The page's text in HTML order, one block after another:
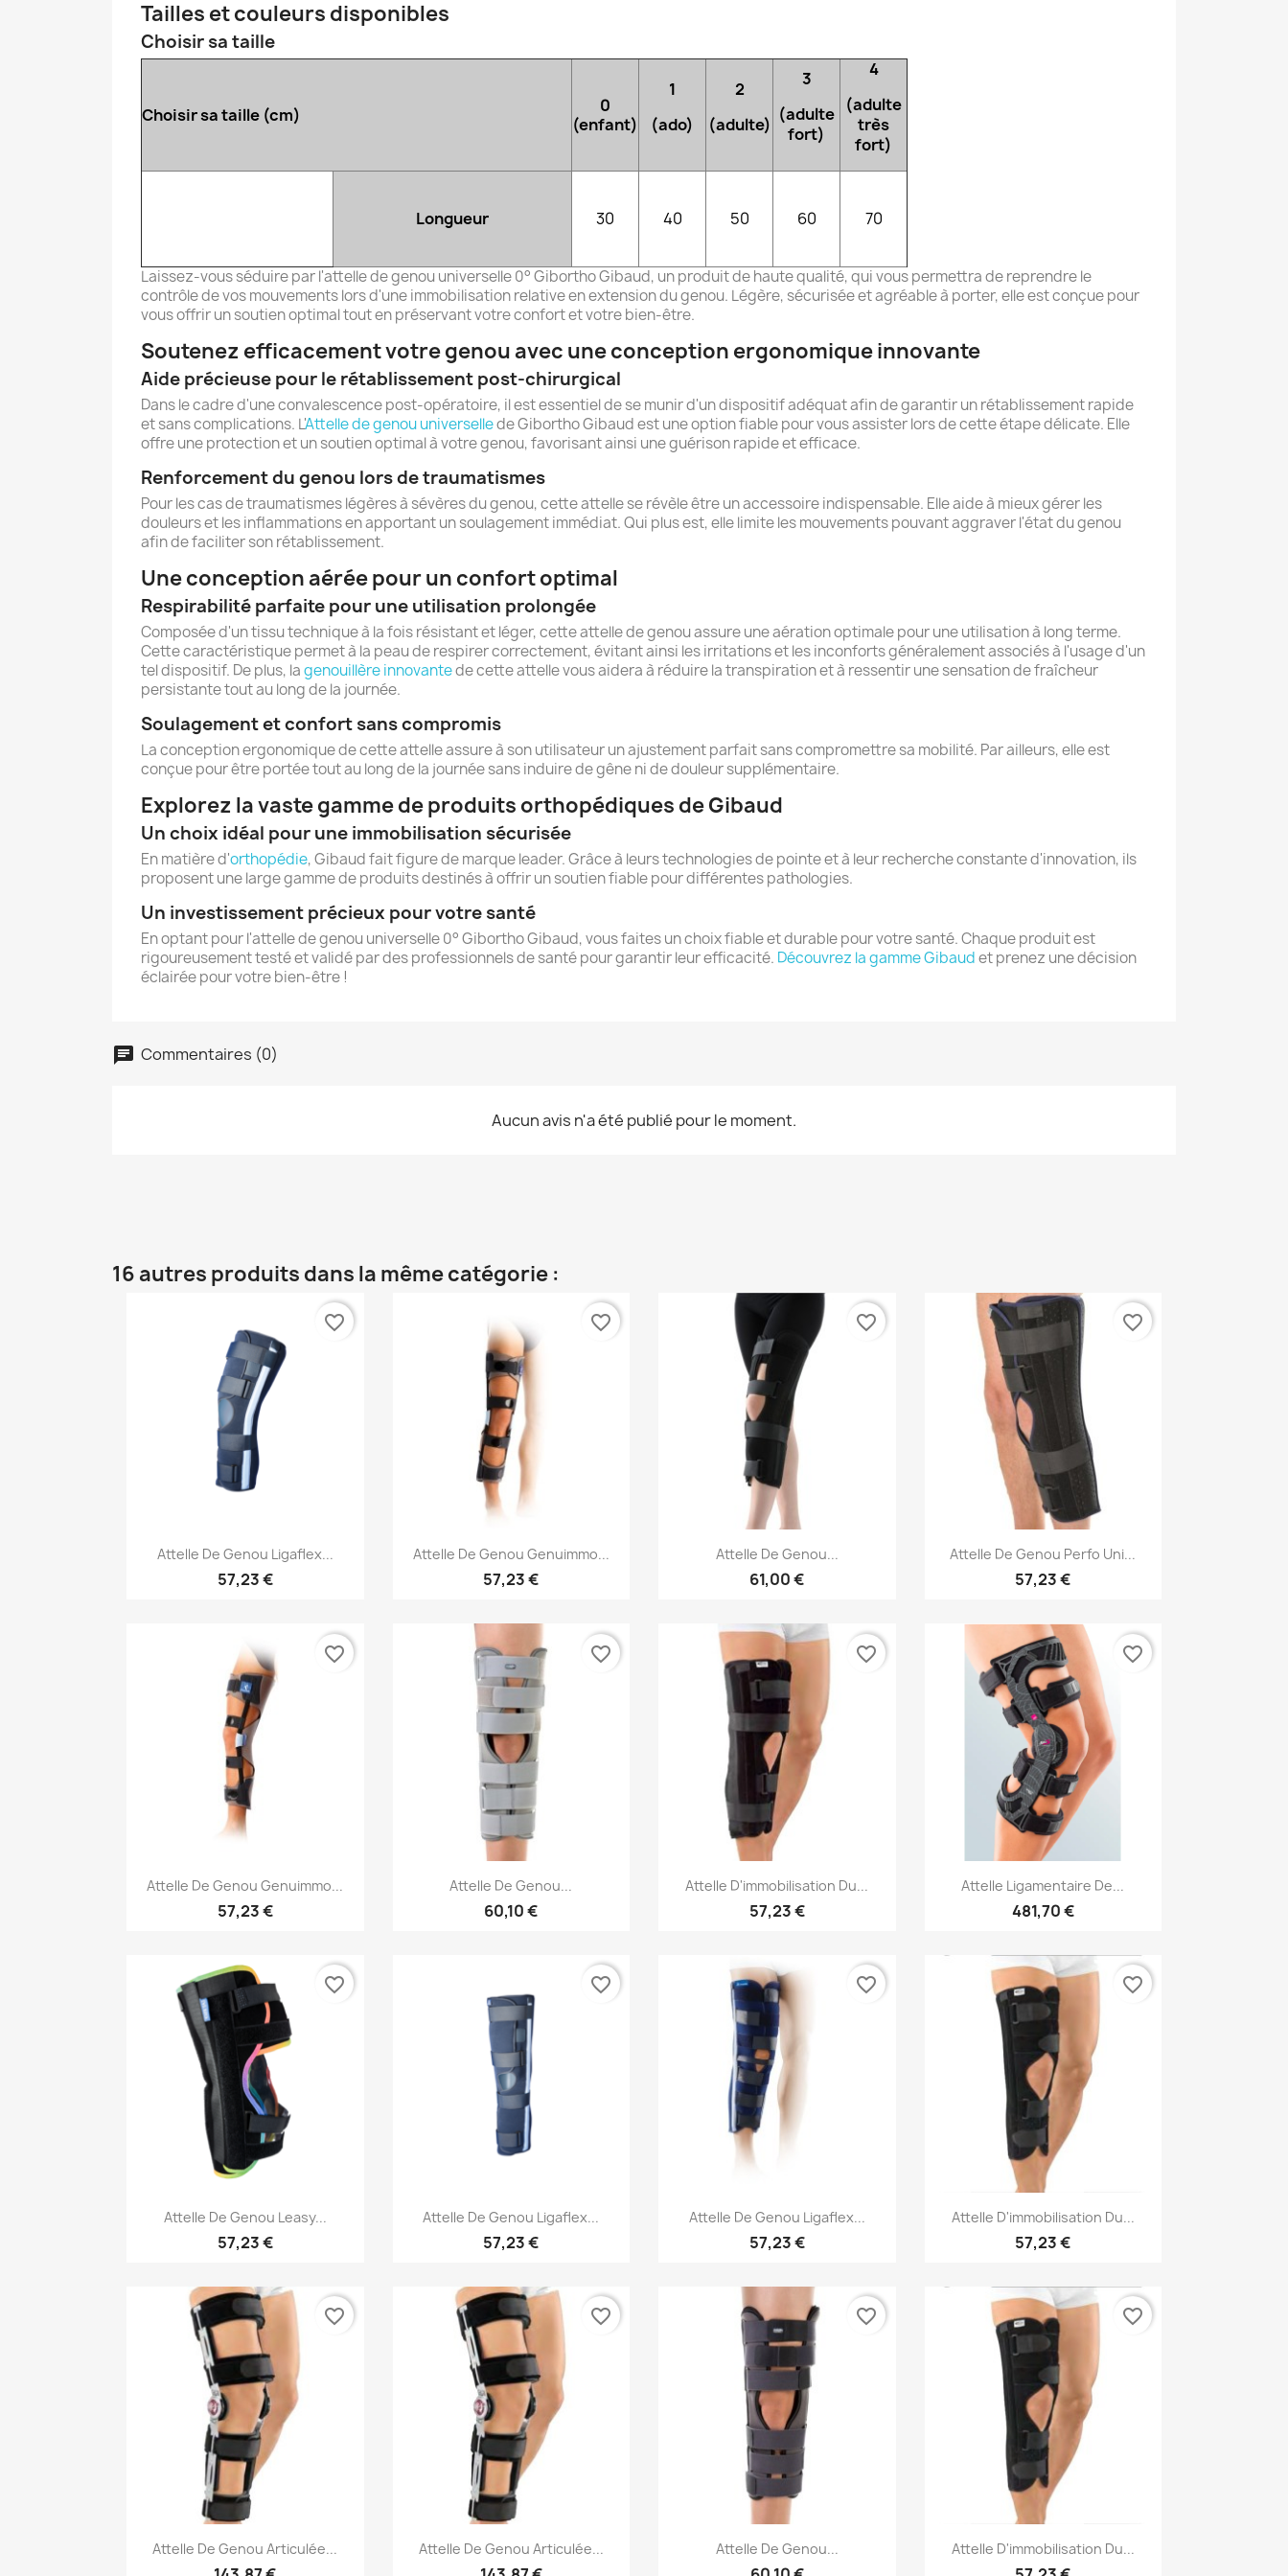
Tailles et couleurs disponibles
Choisir sa taille
Choisir sa taille (cm)
0
(enfant)
1
(ado)
2
(adulte)
3
(adulte
fort)
4
(adulte
très
fort)
Longueur 30 40 50 60 70
Laissez-vous séduire par l'attelle de genou universelle 0° Gibortho Gibaud, un produit de haute qualité, qui vous permettra de reprendre le
contrôle de vos mouvements lors d'une immobilisation relative en extension du genou. Légère, sécurisée et agréable à porter, elle est conçue pour
vous offrir un soutien optimal tout en préservant votre confort et votre bien-être.
Soutenez efficacement votre genou avec une conception ergonomique innovante
Aide précieuse pour le rétablissement post-chirurgical
Dans le cadre d'une convalescence post-opératoire, il est essentiel de se munir d'un dispositif adéquat afin de garantir un rétablissement rapide
et sans complications. L'Attelle de genou universellede Gibortho Gibaud est une option fiable pour vous assister lors de cette étape délicate. Elle
offre une protection et un soutien optimal à votre genou, favorisant ainsi une guérison rapide et efficace.
Renforcement du genou lors de traumatismes
Pour les cas de traumatismes légères à sévères du genou, cette attelle se révèle être un accessoire indispensable. Elle aide à mieux gérer les
douleurs et les inflammations en apportant un soulagement immédiat. Qui plus est, elle limite les mouvements pouvant aggraver l'état du genou
afin de faciliter son rétablissement.
Une conception aérée pour un confort optimal
Respirabilité parfaite pour une utilisation prolongée
Composée d'un tissu technique à la fois résistant et léger, cette attelle de genou assure une aération optimale pour une utilisation à long terme.
Cette caractéristique permet à la peau de respirer correctement, évitant ainsi les irritations et les inconforts généralement associés à l'usage d'un
tel dispositif. De plus, lagenouillère innovantede cette attelle vous aidera à réduire la transpiration et à ressentir une sensation de fraîcheur
persistante tout au long de la journée.
Soulagement et confort sans compromis
La conception ergonomique de cette attelle assure à son utilisateur un ajustement parfait sans compromettre sa mobilité. Par ailleurs, elle est
conçue pour être portée tout au long de la journée sans induire de gêne ni de douleur supplémentaire.
Explorez la vaste gamme de produits orthopédiques de Gibaud
Un choix idéal pour une immobilisation sécurisée
En matière d'orthopédie, Gibaud fait figure de marque leader. Grâce à leurs technologies de pointe et à leur recherche constante d'innovation, ils
proposent une large gamme de produits destinés à offrir un soutien fiable pour différentes pathologies.
Un investissement précieux pour votre santé
En optant pour l'attelle de genou universelle 0° Gibortho Gibaud, vous faites un choix fiable et durable pour votre santé. Chaque produit est
rigoureusement testé et validé par des professionnels de santé pour garantir leur efficacité. Découvrez la gamme Gibaudet prenez une décision
éclairée pour votre bien-être !
Commentaires (0)
Aucun avis n'a été publié pour le moment.
16 autres produits dans la même catégorie :
 Aperçu rapide
Attelle De Genou Ligaflex...
57,23 €
favorite_border
Aperçu rapide
Attelle De Genou Genuimmo...
57,23 €
favorite_border
Aperçu rapide
Attelle De Genou...
61,00 €
favorite_border
Aperçu rapide
Attelle De Genou Perfo Uni...
57,23 €
favorite_border
Aperçu rapide
Attelle De Genou Genuimmo...
57,23 €
favorite_border
Aperçu rapide
Attelle De Genou...
60,10 €
favorite_border
Aperçu rapide
Attelle D'immobilisation Du...
57,23 €
favorite_border
Aperçu rapide
Attelle Ligamentaire De...
481,70 €
favorite_border
Aperçu rapide
Attelle De Genou Leasy...
57,23 €
favorite_border
 Aperçu rapide
Attelle De Genou Ligaflex...
57,23 €
favorite_border
 Aperçu rapide
Attelle De Genou Ligaflex...
57,23 €
favorite_border
Aperçu rapide
Attelle D'immobilisation Du...
57,23 €
favorite_border
Aperçu rapide
Attelle De Genou Articulée...
favorite_border
Aperçu rapide
Attelle De Genou Articulée...
favorite_border
Aperçu rapide
Attelle De Genou...
favorite_border
Aperçu rapide
Attelle D'immobilisation Du...
favorite_border